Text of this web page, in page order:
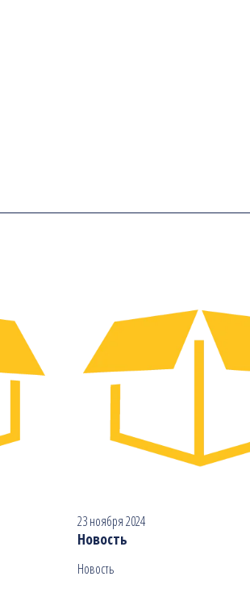
23 ноября 2024
Новость
Новость